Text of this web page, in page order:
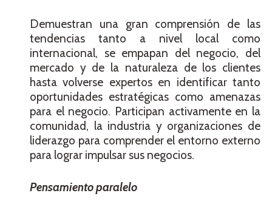
Demuestran una gran comprensión de las
tendencias tanto a nivel local como
internacional, se empapan del negocio, del
mercado y de la naturaleza de los clientes
hasta volverse expertos en identificar tanto
oportunidades estratégicas como amenazas
para el negocio. Participan activamente en la
comunidad, la industria y organizaciones de
liderazgo para comprender el entorno externo
para lograr impulsar sus negocios.
Pensamiento paralelo